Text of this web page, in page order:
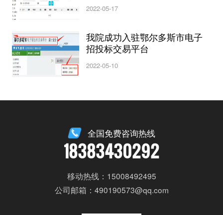
2022-05-17
我院成功入驻鄂尔多斯市电子
招投标交易平台
2022-05-10
全国免费咨询热线
18383430292
移动热线：15008492495
公司邮箱：490190573@qq.com